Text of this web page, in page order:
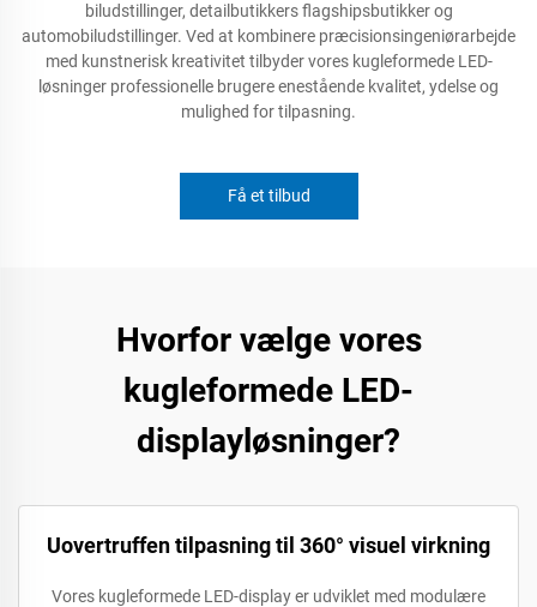
biludstillinger, detailbutikkers flagshipsbutikker og
automobiludstillinger. Ved at kombinere præcisionsingeniørarbejde
med kunstnerisk kreativitet tilbyder vores kugleformede LED-
løsninger professionelle brugere enestående kvalitet, ydelse og
mulighed for tilpasning.
Få et tilbud
Hvorfor vælge vores
kugleformede LED-
displayløsninger?
Uovertruffen tilpasning til 360° visuel virkning
Vores kugleformede LED-display er udviklet med modulære